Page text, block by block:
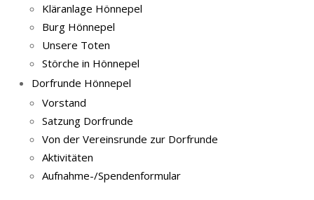
Kläranlage Hönnepel
Burg Hönnepel
Unsere Toten
Störche in Hönnepel
Dorfrunde Hönnepel
Vorstand
Satzung Dorfrunde
Von der Vereinsrunde zur Dorfrunde
Aktivitäten
Aufnahme-/Spendenformular